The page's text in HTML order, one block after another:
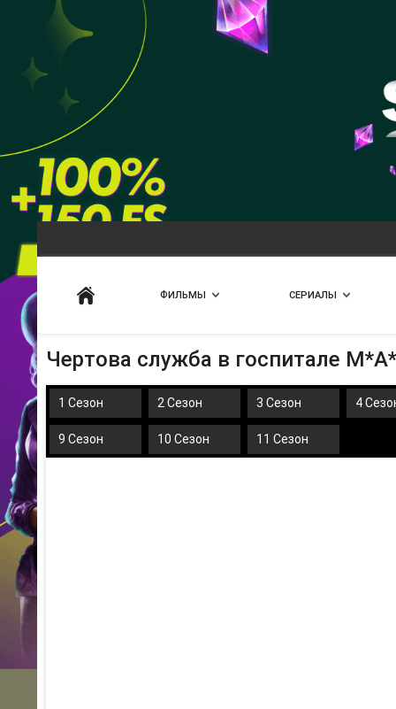
ФИЛЬМЫ СЕРИАЛЫ
Чертова служба в гoспитале
1 Сезон 2 Сезон 3 Сезон 4
9 Сезон 10 Сезон 11 Сезон